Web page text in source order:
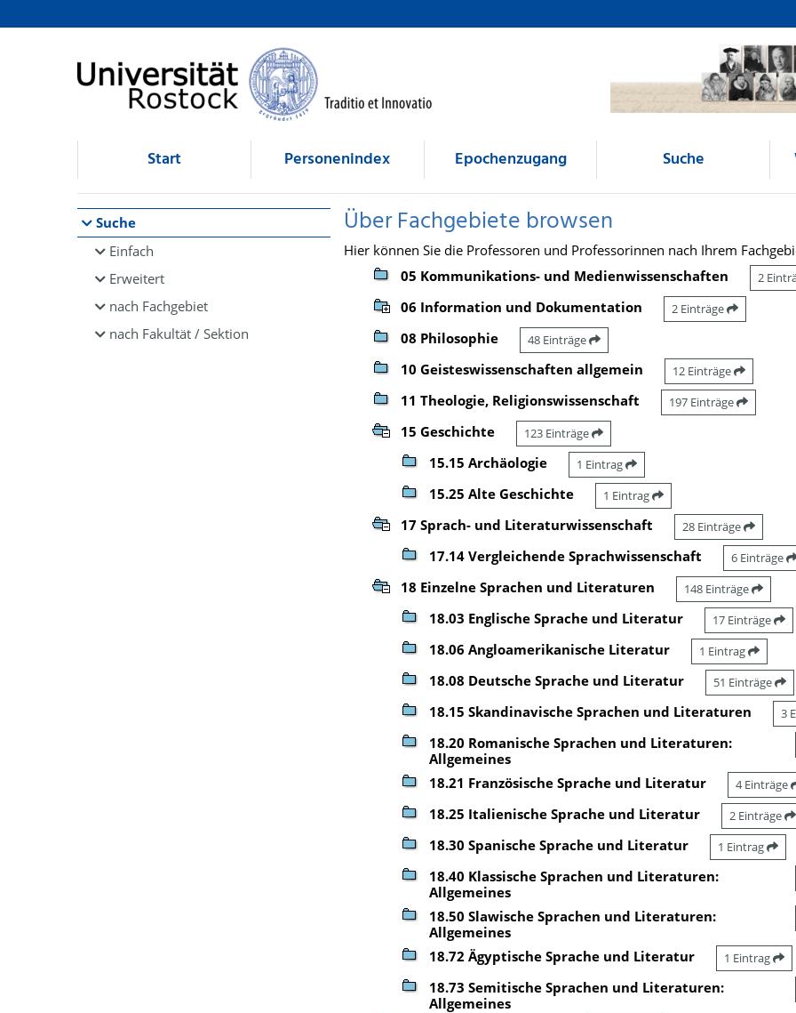
Browsen
direkt zum Inhalt
Start Personenindex Epochenzugang Suche
Suche
Einfach
Erweitert
nach Fachgebiet
nach Fakultät / Sektion
Über Fachgebiete browsen
Hier können Sie die Professoren und Professorinnen nach Ihrem
05 Kommunikations- und Medienwissenschaften
2
06 Information und Dokumentation 2 Einträge
08 Philosophie 48 Einträge
10 Geisteswissenschaften allgemein 12 Einträge
11 Theologie, Religionswissenschaft 197 Einträge
15 Geschichte 123 Einträge
15.15 Archäologie 1 Eintrag
15.25 Alte Geschichte 1 Eintrag
17 Sprach- und Literaturwissenschaft 28 Einträge
17.14 Vergleichende Sprachwissenschaft 6 Einträge
18 Einzelne Sprachen und Literaturen 148 Einträge
18.03 Englische Sprache und Literatur 17 Einträge
18.06 Angloamerikanische Literatur 1 Eintrag
18.08 Deutsche Sprache und Literatur 51 Einträge
18.15 Skandinavische Sprachen und Literaturen 3
18.20 Romanische Sprachen und Literaturen:
Allgemeines
18.21 Französische Sprache und Literatur 4 Einträge
18.25 Italienische Sprache und Literatur 2 Einträge
18.30 Spanische Sprache und Literatur 1 Eintrag
18.40 Klassische Sprachen und Literaturen:
Allgemeines
18.50 Slawische Sprachen und Literaturen:
Allgemeines
18.72 Ägyptische Sprache und Literatur 1 Eintrag
18.73 Semitische Sprachen und Literaturen:
Allgemeines